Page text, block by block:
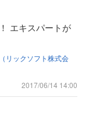
エキスパートが
リックソフト株式会
2017/06/14 14:00